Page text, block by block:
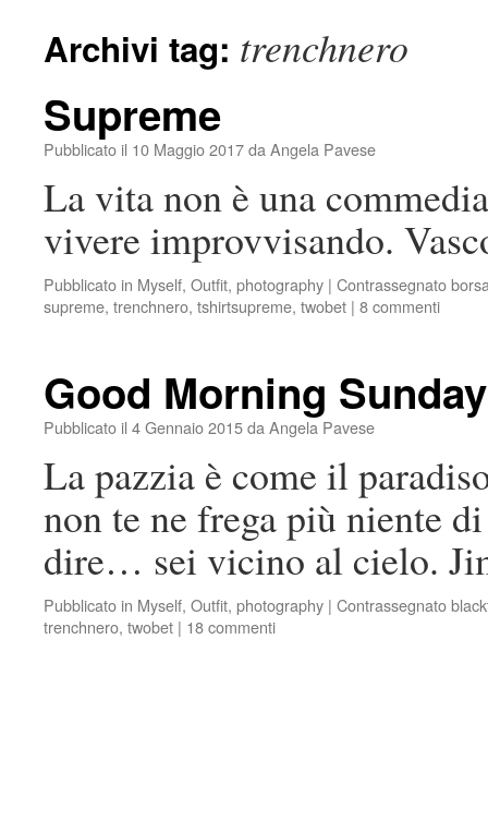
Archivi tag: trenchnero
Supreme
Pubblicato il 10 Maggio 2017da Angela Pavese
La vita non è una
vivere improvvisando.
Pubblicato in Myself, Outfit, photography | Contrassegnato
supreme, trenchnero, tshirtsupreme, twobet | 8 commenti
Good Morning Sunday
Pubblicato il 4 Gennaio 2015da Angela Pavese
La pazzia è come il
non te ne frega più niente
dire… sei vicino al cielo.
Pubblicato in Myself, Outfit, photography | Contrassegnato
trenchnero, twobet | 18 commenti